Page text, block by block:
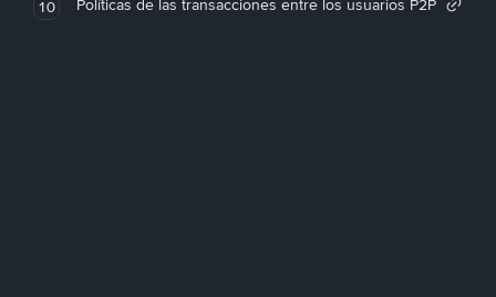
10 Políticas de las transacciones entre los usuarios P2P